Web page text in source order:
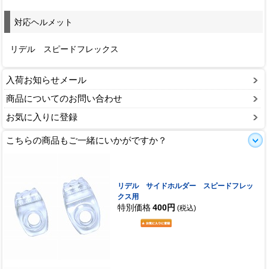
対応ヘルメット
リデル スピードフレックス
入荷お知らせメール
商品についてのお問い合わせ
お気に入りに登録
こちらの商品もご一緒にいかがですか？
リデル サイドホルダー スピードフレッ
クス用
特別価格 400円 (税込)